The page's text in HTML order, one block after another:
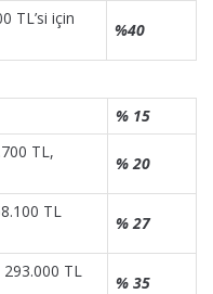
TL’si için
%40
% 15
TL,
% 20
TL
% 27
293.000 TL
% 35